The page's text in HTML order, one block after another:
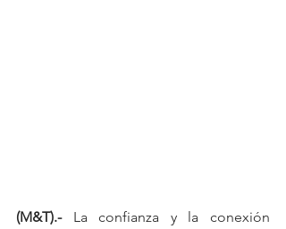
(M&T).- La confianza y la conexión